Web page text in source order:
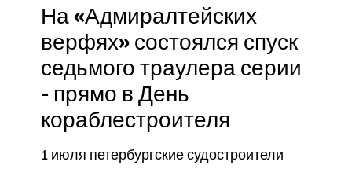
На «Адмиралтейских
верфях» состоялся спуск
седьмого траулера серии
- прямо в День
кораблестроителя
1 июля петербургские судостроители